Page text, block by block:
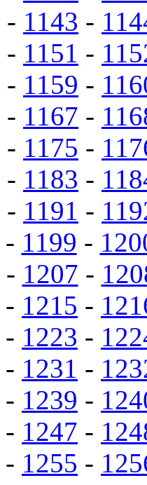
- 1143 -
- 1151 -
- 1159 -
- 1167 -
- 1175 -
- 1183 -
- 1191 -
- 1199 -
- 1207 -
- 1215 -
- 1223 -
- 1231 -
- 1239 -
- 1247 -
- 1255 -